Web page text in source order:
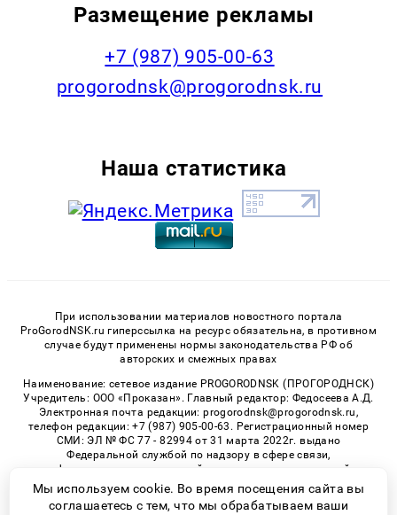
Размещение рекламы
+7 (987) 905-00-63
progorodnsk@progorodnsk.ru
Наша статистика
При использовании материалов новостного портала
ProGorodNSK.ru гиперссылка на ресурс обязательна, в противном
случае будут применены нормы законодательства РФ об
авторских и смежных правах
Наименование: сетевое издание PROGORODNSK (ПРОГОРОДНСК)
Учредитель: ООО «Проказан». Главный редактор: Федосеева А.Д.
Электронная почта редакции: progorodnsk@progorodnsk.ru,
телефон редакции: +7 (987) 905-00-63. Регистрационный номер
СМИ: ЭЛ № ФС 77 - 82994 от 31 марта 2022г. выдано
Федеральной службой по надзору в сфере связи,
информационных технологий и массовых коммуникаций.
Возрастная категория сайта 16+.
Мы используем cookie. Во время посещения сайта вы
соглашаетесь с тем, что мы обрабатываем ваши